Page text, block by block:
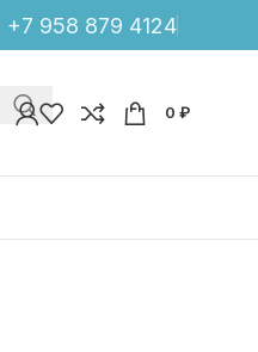
+7 958 879 4124
0 ₽